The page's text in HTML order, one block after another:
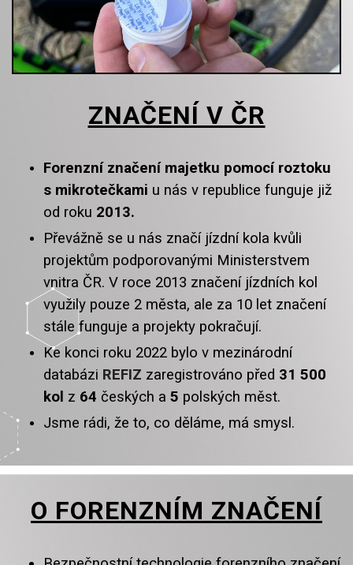
ZNAČENÍ V ČR
Forenzní značení majetku pomocí roztoku
s mikrotečkami u nás v republice funguje již
od roku 2013.
Převážně se u nás značí jízdní kola kvůli
projektům podporovanými Ministerstvem
vnitra ČR. V roce 2013 značení jízdních kol
využily pouze 2 města, ale za 10 let značení
stále funguje a projekty pokračují.
Ke konci roku 2022 bylo v mezinárodní
databázi REFIZ zaregistrováno před 31 500
kol z 64 českých a 5 polských měst.
Jsme rádi, že to, co děláme, má smysl.
O FORENZNÍM ZNAČENÍ